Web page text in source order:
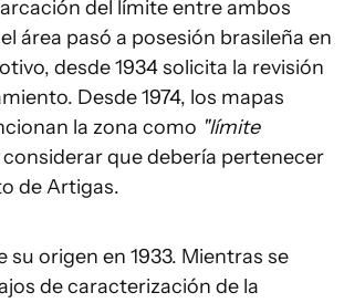
del límite entre ambos
área pasó a posesión brasileña en
desde 1934 solicita la revisión
Desde 1974, los mapas
la zona como "límite
considerar que debería pertenecer
de Artigas.
su origen en 1933. Mientras se
de caracterización de la